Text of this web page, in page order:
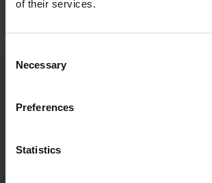
of their services.
Selection
Necessary
Preferences
Statistics